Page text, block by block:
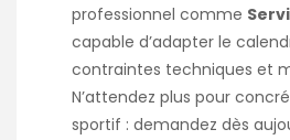
professionnel comme
capable d’adapter le
contraintes techniques et
N’attendez plus pour
sportif : demandez dès